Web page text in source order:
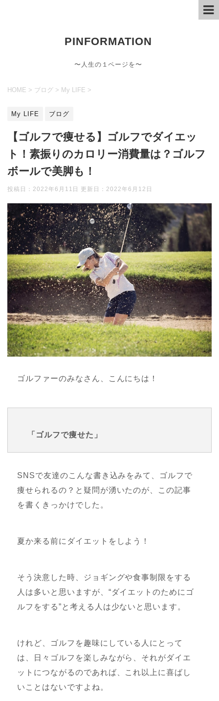
PINFORMATION
〜人生の１ページを〜
HOME > ブログ > My LIFE >
My LIFE ブログ
【ゴルフで痩せる】ゴルフでダイエッ
ト！素振りのカロリー消費量は？ゴルフ
ボールで美脚も！
投稿日：2022年6月11日 更新日： 2022年6月12日
ゴルファーのみなさん、こんにちは！
「ゴルフで痩せた」
SNSで友達のこんな書き込みをみて、ゴルフで
痩せられるの？と疑問が湧いたのが、この記事
を書くきっかけでした。
夏か来る前にダイエットをしよう！
そう決意した時、ジョギングや食事制限をする
人は多いと思いますが、“ダイエットのためにゴ
ルフをする”と考える人は少ないと思います。
けれど、ゴルフを趣味にしている人にとって
は、日々ゴルフを楽しみながら、それがダイエ
ットにつながるのであれば、これ以上に喜ばし
いことはないですよね。